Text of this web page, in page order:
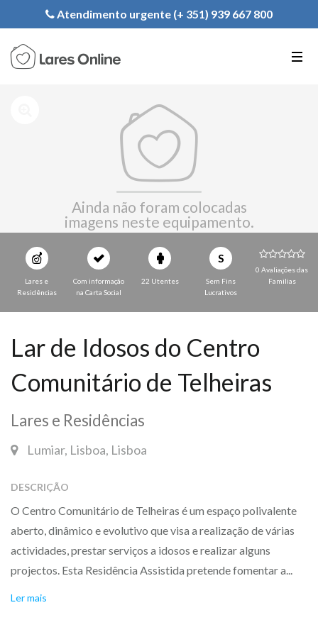
Registe a sua Instituição
Atendimento urgente (+ 351) 939 667 800
Ainda não foram colocadas
imagens neste equipamento.
Lares e
Residências
Com informação
na Carta Social
22 Utentes
S
Sem Fins
Lucrativos
0 Avaliações das
Familias
Lar de Idosos do Centro
Comunitário de Telheiras
Lares e Residências
Lumiar, Lisboa, Lisboa
DESCRIÇÃO
O Centro Comunitário de Telheiras é um espaço polivalente
aberto, dinâmico e evolutivo que visa a realização de várias
actividades, prestar serviços a idosos e realizar alguns
projectos. Esta Residência Assistida pretende fomentar a...
Ler mais